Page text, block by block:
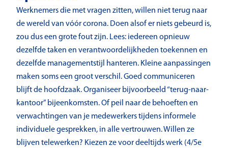
Werknemers die met vragen zitten, willen niet terug naar
de wereld van vóór corona. Doen alsof er niets gebeurd is,
zou dus een grote fout zijn. Lees: iedereen opnieuw
dezelfde taken en verantwoordelijkheden toekennen en
dezelfde managementstijl hanteren. Kleine aanpassingen
maken soms een groot verschil. Goed communiceren
blijft de hoofdzaak. Organiseer bijvoorbeeld “terug-naar-
kantoor” bijeenkomsten. Of peil naar de behoeften en
verwachtingen van je medewerkers tijdens informele
individuele gesprekken, in alle vertrouwen. Willen ze
blijven telewerken? Kiezen ze voor deeltijds werk (4/5e